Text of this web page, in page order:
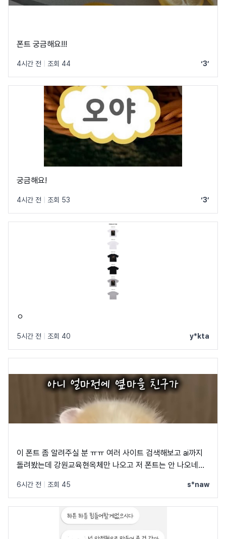
폰트 궁금해요!!!
4시간 전 조회 44 ‘3’
궁금해요!
4시간 전 조회 53 ‘3’
ㅇ
5시간 전 조회 40 y*kta
이 폰트 좀 알려주실 분 ㅠㅠ 여러 사이트 검색해보고 ai까지
돌려봤는데 강원교육현옥체만 나오고 저 폰트는 안 나오네요
6시간 전 조회 45 s*naw